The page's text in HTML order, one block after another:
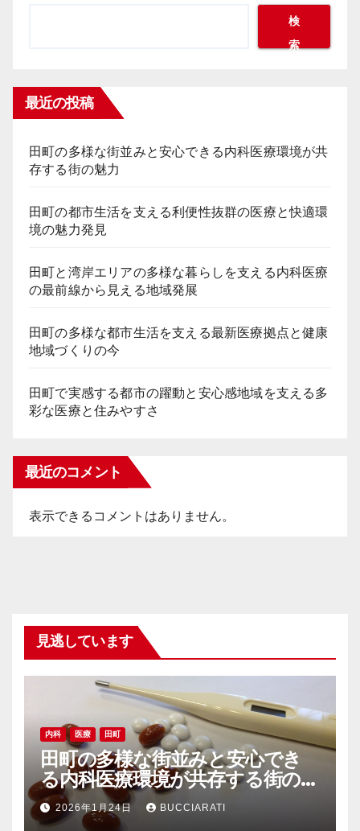
検
索
最近の投稿
田町の多様な街並みと安心できる内科医療環境が共
存する街の魅力
田町の都市生活を支える利便性抜群の医療と快適環
境の魅力発見
田町と湾岸エリアの多様な暮らしを支える内科医療
の最前線から見える地域発展
田町の多様な都市生活を支える最新医療拠点と健康
地域づくりの今
田町で実感する都市の躍動と安心感地域を支える多
彩な医療と住みやすさ
最近のコメント
表示できるコメントはありません。
見逃しています
内科 医療 田町
田町の多様な街並みと安心でき
る内科医療環境が共存する街の魅
力2026年1月24日 BUCCIARATI